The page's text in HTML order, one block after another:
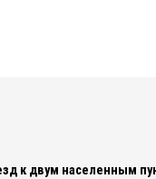
к двум населенным